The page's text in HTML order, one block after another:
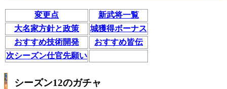
変更点
新武将一覧
大名家方針と政策
城獲得ボーナス
おすすめ技術開発
おすすめ皆伝
次シーズン仕官先願い
シーズン12のガチャ